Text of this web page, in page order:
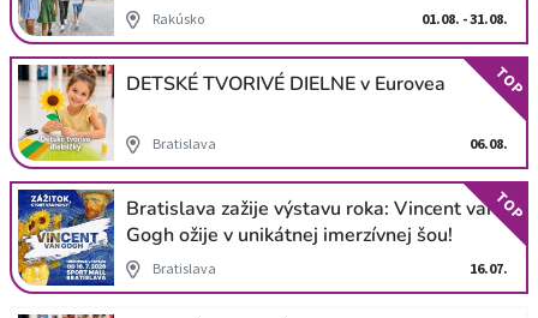
Rakúsko 01.08. - 31.08.
DETSKÉ TVORIVÉ DIELNE v Eurovea
Bratislava 06.08.
TOP
Bratislava zažije výstavu roka: Vincent van
Gogh ožije v unikátnej imerzívnej šou!
Bratislava 16.07.
TOP